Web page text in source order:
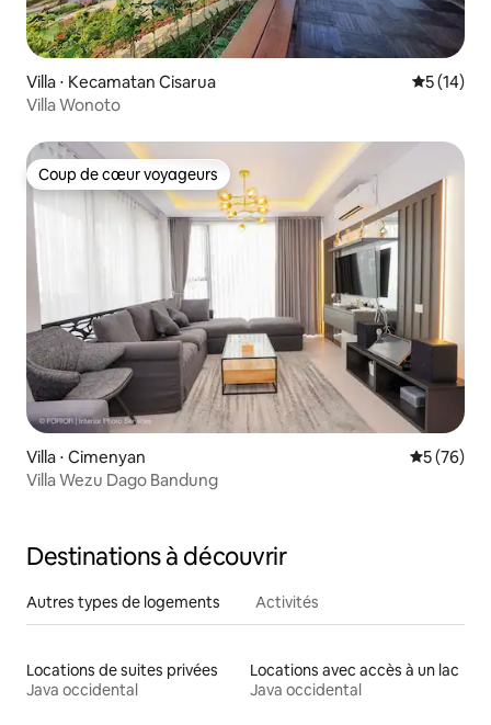
Villa ⋅ Kecamatan Cisarua
5 (14)
Villa Wonoto
Coup de cœur voyageurs
Coup de cœur voyageurs
Villa ⋅ Cimenyan
5 (76)
Villa Wezu Dago Bandung
Destinations à découvrir
Autres types de logements Activités
Locations de suites privées
Java occidental
Locations avec accès à un lac
Java occidental